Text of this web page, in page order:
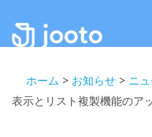
ホーム > お知らせ > ニ
表示とリスト複製機能のア